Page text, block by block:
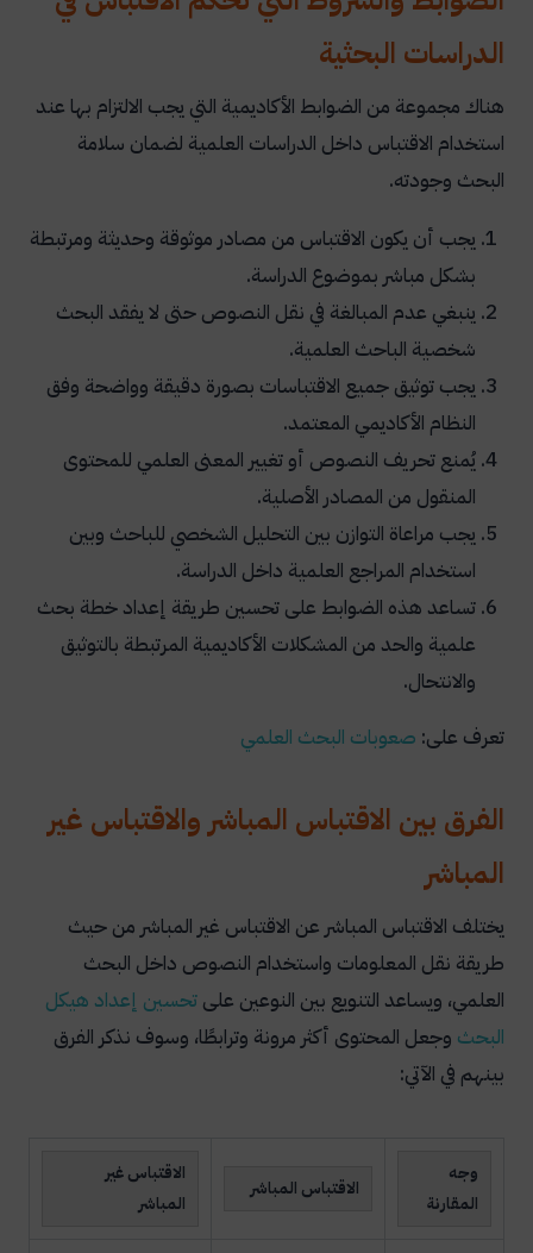
الدراسات البحثية
هناك مجموعة من الضوابط الأكاديمية التي يجب الالتزام بها عند
استخدام الاقتباس داخل الدراسات العلمية لضمان سلامة
البحث وجودته.
يجب أن يكون الاقتباس من مصادر موثوقة وحديثة ومرتبطة
بشكل مباشر بموضوع الدراسة.
ينبغي عدم المبالغة في نقل النصوص حتى لا يفقد البحث
شخصية الباحث العلمية.
يجب توثيق جميع الاقتباسات بصورة دقيقة وواضحة وفق
النظام الأكاديمي المعتمد.
يُمنع تحريف النصوص أو تغيير المعنى العلمي للمحتوى
المنقول من المصادر الأصلية.
يجب مراعاة التوازن بين التحليل الشخصي للباحث وبين
استخدام المراجع العلمية داخل الدراسة.
تساعد هذه الضوابط على تحسين طريقة إعداد خطة بحث
علمية والحد من المشكلات الأكاديمية المرتبطة بالتوثيق
والانتحال.
تعرف على: صعوبات البحث العلمي
الفرق بين الاقتباس المباشر والاقتباس غير
المباشر
يختلف الاقتباس المباشر عن الاقتباس غير المباشر من حيث
طريقة نقل المعلومات واستخدام النصوص داخل البحث
العلمي، ويساعد التنويع بين النوعين على تحسين إعداد هيكل
البحث وجعل المحتوى أكثر مرونة وترابطًا، وسوف نذكر الفرق
بينهم في الآتي:
وجه
المقارنة
الاقتباس المباشر
الاقتباس غير
المباشر